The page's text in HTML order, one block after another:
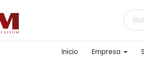
Inicio Empresa